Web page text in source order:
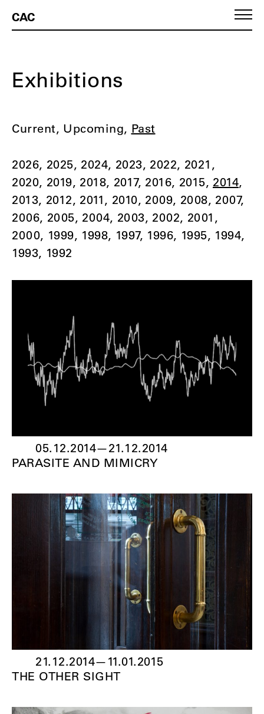
CAC
Exhibitions
Current Upcoming Past
2026 2025 2024 2023 2022 2021
2020 2019 2018 2017 2016 2015 2014
2013 2012 2011 2010 2009 2008 2007
2006 2005 2004 2003 2002 2001
2000 1999 1998 1997 1996 1995 1994
1993 1992
05.12.2014—21.12.2014
PARASITE AND MIMICRY
21.12.2014— 11.01.2015
THE OTHER SIGHT